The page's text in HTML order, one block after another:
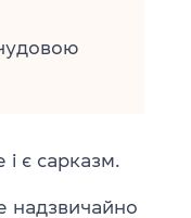
є сарказм.
надзвичайно